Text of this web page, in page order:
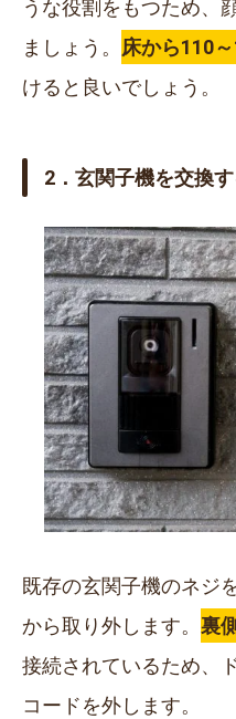
うな役割をもつため、
ましょう。 床から110
けると良いでしょう。
2．玄関子機を交換
既存の玄関子機のネジ
から取り外します。 裏
接続されているため、
コードを外します。